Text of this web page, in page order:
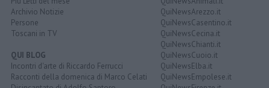
Archivio Notizie
Persone
Toscani in TV
QUI BLOG
Incontri d'arte di Riccardo Ferrucci
Racconti della domenica di Marco Celati
QuiNewsArezzo.it
QuiNewsCasentino.it
QuiNewsCecina.it
QuiNewsChianti.it
QuiNewsCuoio.it
QuiNewsElba.it
QuiNewsEmpolese.it